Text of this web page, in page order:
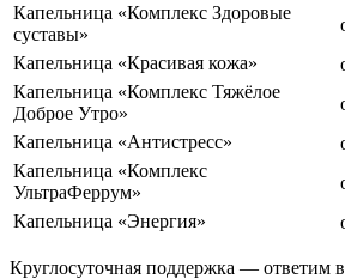
Капельница «Комплекс Здоровые
суставы»
Капельница «Красивая кожа»
Капельница «Комплекс Тяжёлое
Доброе Утро»
Капельница «Антистресс»
Капельница «Комплекс
УльтраФеррум»
Капельница «Энергия»
Круглосуточная поддержка — ответим